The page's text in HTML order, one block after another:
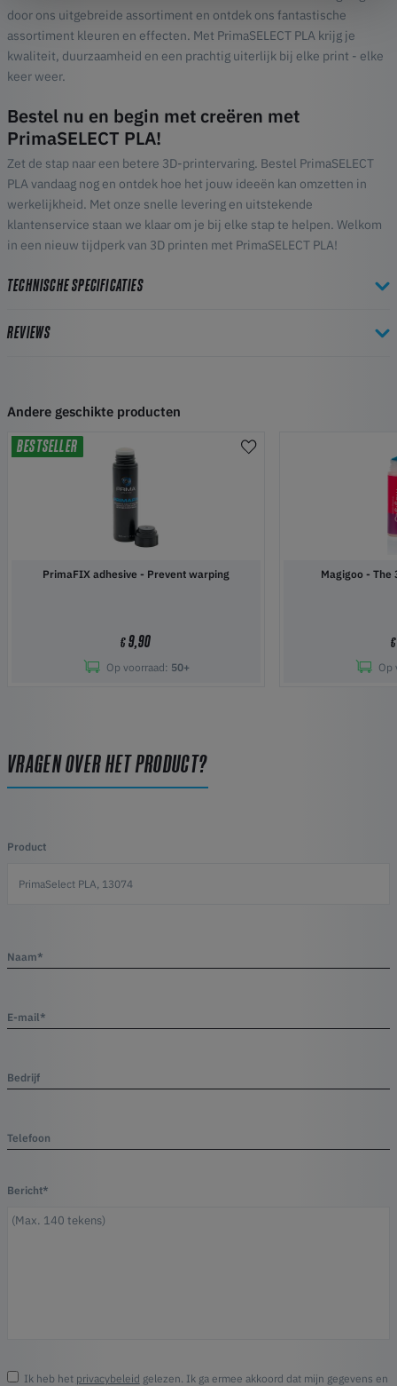
door ons uitgebreide assortiment en ontdek ons fantastische
assortiment kleuren en effecten. Met PrimaSELECT PLA krijg je
kwaliteit, duurzaamheid en een prachtig uiterlijk bij elke print - elke
keer weer.
Bestel nu en begin met creëren met
PrimaSELECT PLA!
Zet de stap naar een betere 3D-printervaring. Bestel PrimaSELECT
PLA vandaag nog en ontdek hoe het jouw ideeën kan omzetten in
werkelijkheid. Met onze snelle levering en uitstekende
klantenservice staan we klaar om je bij elke stap te helpen. Welkom
in een nieuw tijdperk van 3D printen met PrimaSELECT PLA!
TECHNISCHE SPECIFICATIES
REVIEWS
Andere geschikte producten
BESTSELLER
PrimaFIX adhesive - Prevent warping
€9,90
Op voorraad: 50+
€
Op
VRAGEN OVER HET PRODUCT?
Product
Naam*
E-mail*
Bedrijf
Telefoon
Bericht*
Ik heb het privacybeleid gelezen. Ik ga ermee akkoord dat mijn gegevens en